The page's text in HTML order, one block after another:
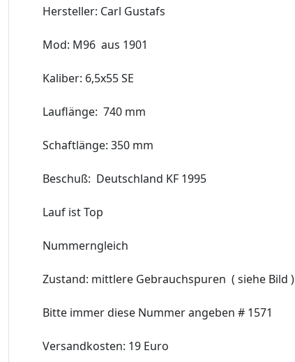
Hersteller: Carl Gustafs
Mod: M96 aus 1901
Kaliber: 6,5x55 SE
Lauflänge: 740 mm
Schaftlänge: 350 mm
Beschuß: Deutschland KF 1995
Lauf ist Top
Nummerngleich
Zustand: mittlere Gebrauchspuren ( siehe Bild )
Bitte immer diese Nummer angeben # 1571
Versandkosten: 19 Euro